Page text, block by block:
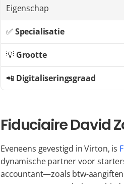
Eigenschap
✅ Specialisatie
💡 Grootte
📲 Digitaliseringsgraad
Fiduciaire David
Eveneens gevestigd in Virton, is
dynamische partner voor
accountant—zoals btw-